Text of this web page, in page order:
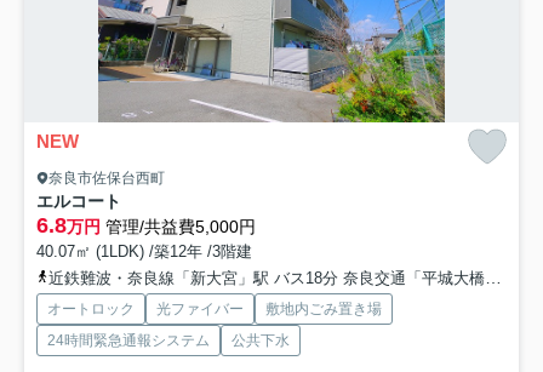
NEW
奈良市佐保台西町
エルコート
6.8万円 管理/共益費5,000円
40.07㎡ (1LDK) /築12年 /3階建
近鉄難波・奈良線「新大宮」駅 バス18分 奈良交通「平城大橋」 停歩10分
オートロック 光ファイバー
敷地内ごみ置き場
24時間緊急通報システム
公共下水